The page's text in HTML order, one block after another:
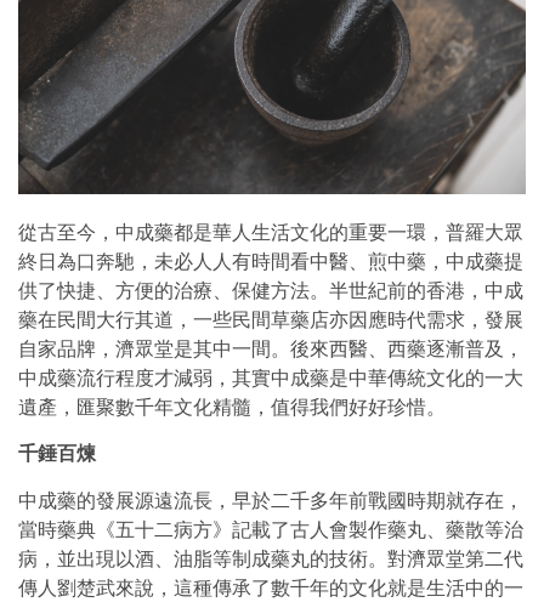
從古至今，中成藥都是華人生活文化的重要一環，普羅大眾
終日為口奔馳，未必人人有時間看中醫、煎中藥，中成藥提
供了快捷、方便的治療、保健方法。半世紀前的香港，中成
藥在民間大行其道，一些民間草藥店亦因應時代需求，發展
自家品牌，濟眾堂是其中一間。後來西醫、西藥逐漸普及，
中成藥流行程度才減弱，其實中成藥是中華傳統文化的一大
遺產，匯聚數千年文化精髓，值得我們好好珍惜。
千錘百煉
中成藥的發展源遠流長，早於二千多年前戰國時期就存在，
當時藥典《五十二病方》記載了古人會製作藥丸、藥散等治
病，並出現以酒、油脂等制成藥丸的技術。對濟眾堂第二代
傳人劉楚武來說，這種傳承了數千年的文化就是生活中的一